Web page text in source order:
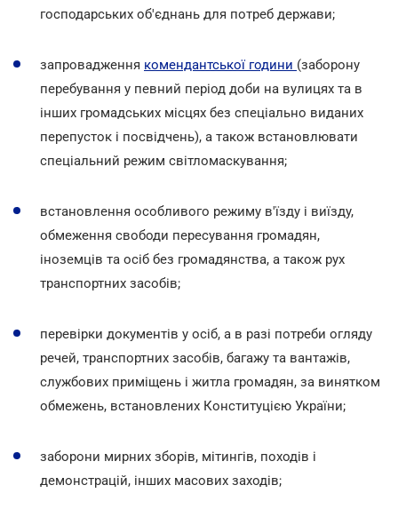
господарських об'єднань для потреб держави;
запровадження комендантської години (заборону
перебування у певний період доби на вулицях та в
інших громадських місцях без спеціально виданих
перепусток і посвідчень), а також встановлювати
спеціальний режим світломаскування;
встановлення особливого режиму в'їзду і виїзду,
обмеження свободи пересування громадян,
іноземців та осіб без громадянства, а також рух
транспортних засобів;
перевірки документів у осіб, а в разі потреби огляду
речей, транспортних засобів, багажу та вантажів,
службових приміщень і житла громадян, за винятком
обмежень, встановлених Конституцією України;
заборони мирних зборів, мітингів, походів і
демонстрацій, інших масових заходів;